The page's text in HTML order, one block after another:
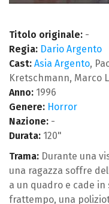
Titolo originale: -
Regia: Dario Argento
Cast: Asia Argento,
Kretschmann, Marco
Anno: 1996
Genere: Horror
Nazione: -
Durata: 120"
Trama: Durante una
una ragazza soffre
a un quadro e cade
frattempo, una